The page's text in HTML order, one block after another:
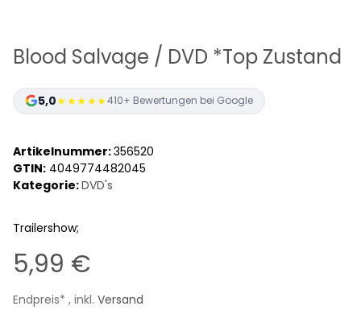
Blood Salvage / DVD *Top Zustand
5,0★★★★★410+ Bewertungen bei Google
Artikelnummer:356520
GTIN: 4049774482045
Kategorie:DVD's
Trailershow;
5,99 €
Endpreis* , inkl. Versand